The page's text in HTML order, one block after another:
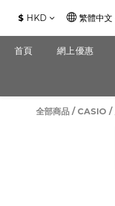
$ HKD 繁體中文
首頁 網上優惠
全部商品 / CASIO /